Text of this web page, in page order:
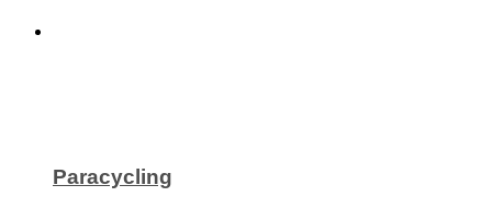
Paracycling